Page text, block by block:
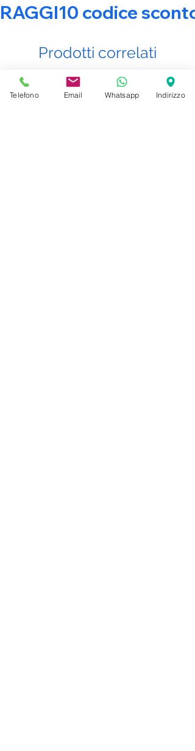
RAGGI10 codice
Prodotti correlati
Promo Attiva
Telefono Email Whatsapp Indirizzo